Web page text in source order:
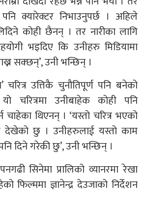
क्यारेक्टर निभाउनुपर्छ । अहिले
कोही छैनन् । तर नारीका लागि
भइदिए कि उनीहरु मिडियामा
सक्छन्’, उनी भन्छिन् ।
चरित्र उत्तिकै चुनौतिपूर्ण पनि बनेको
चरित्रमा उनीबाहेक कोही पनि
चाहेका थिएनन् । ‘यस्तो चरित्र भएको
देखेको छु । उनीहरुलाई यस्तो काम
दिने गरेकी छु’, उनी भन्छिन् ।
सिनेमा प्रालिको व्यानरमा रेखा
फिल्ममा ज्ञानेन्द्र देउजाको निर्देशन